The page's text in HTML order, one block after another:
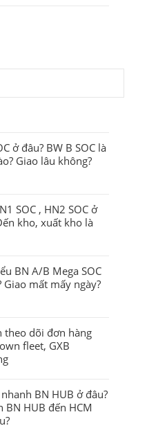
ở đâu? BW B SOC là
Giao lâu không?
SOC , HN2 SOC ở
kho, xuất kho là
BN A/B Mega SOC
Giao mất mấy ngày?
theo dõi đơn hàng
fleet, GXB
nhanh BN HUB ở đâu?
BN HUB đến HCM